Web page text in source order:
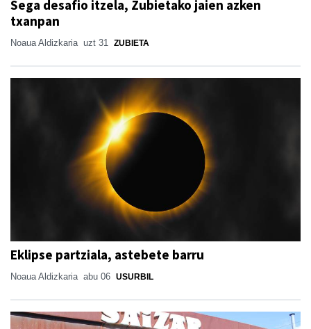
Sega desafio itzela, Zubietako jaien azken
txanpan
Noaua Aldizkaria uzt 31 ZUBIETA
Eklipse partziala, astebete barru
Noaua Aldizkaria abu 06 USURBIL